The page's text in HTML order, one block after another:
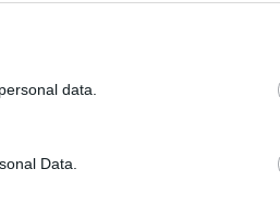
data.
Data.
izraeli cég
– a TASZ